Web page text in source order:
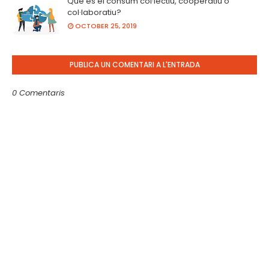
col·laboratiu?
OCTOBER 25, 2019
PUBLICA UN COMENTARI A L'ENTRADA
0 Comentaris